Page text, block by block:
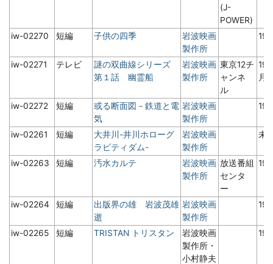
(J-
POWER)
iw-02270 短編 子供の四季
岩波映画
製作所
iw-02271 テレビ
謎の双曲線シリーズ
第１話 幽霊船
岩波映画
製作所
東京12チ
ャンネ
ル
月
iw-02272 短編
或る断面図－鉄道と電
気
岩波映画
製作所
iw-02261 短編
大井川-井川ホローグ
ラビティダム-
岩波映画
製作所
未
iw-02263 短編 汚水カルテ
岩波映画
製作所
放送番組
センタ
ー
iw-02264 短編
出版界の雄 岩波茂雄
逝
岩波映画
製作所
iw-02265 短編 TRISTAN トリスタン
岩波映画
製作所・
小村静夫